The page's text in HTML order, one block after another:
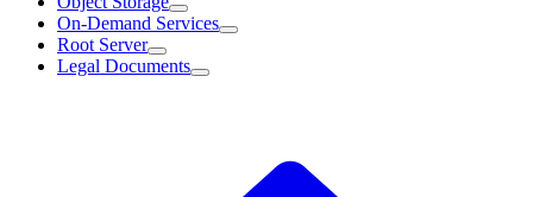
On-Demand Services
Root Server
Legal Documents